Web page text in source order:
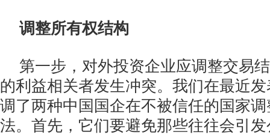
调整所有权结构
第一步，对外投资企业应调整交易
的利益相关者发生冲突。我们在最近
调了两种中国国企在不被信任的国家
法。首先，它们要避免那些往往会引